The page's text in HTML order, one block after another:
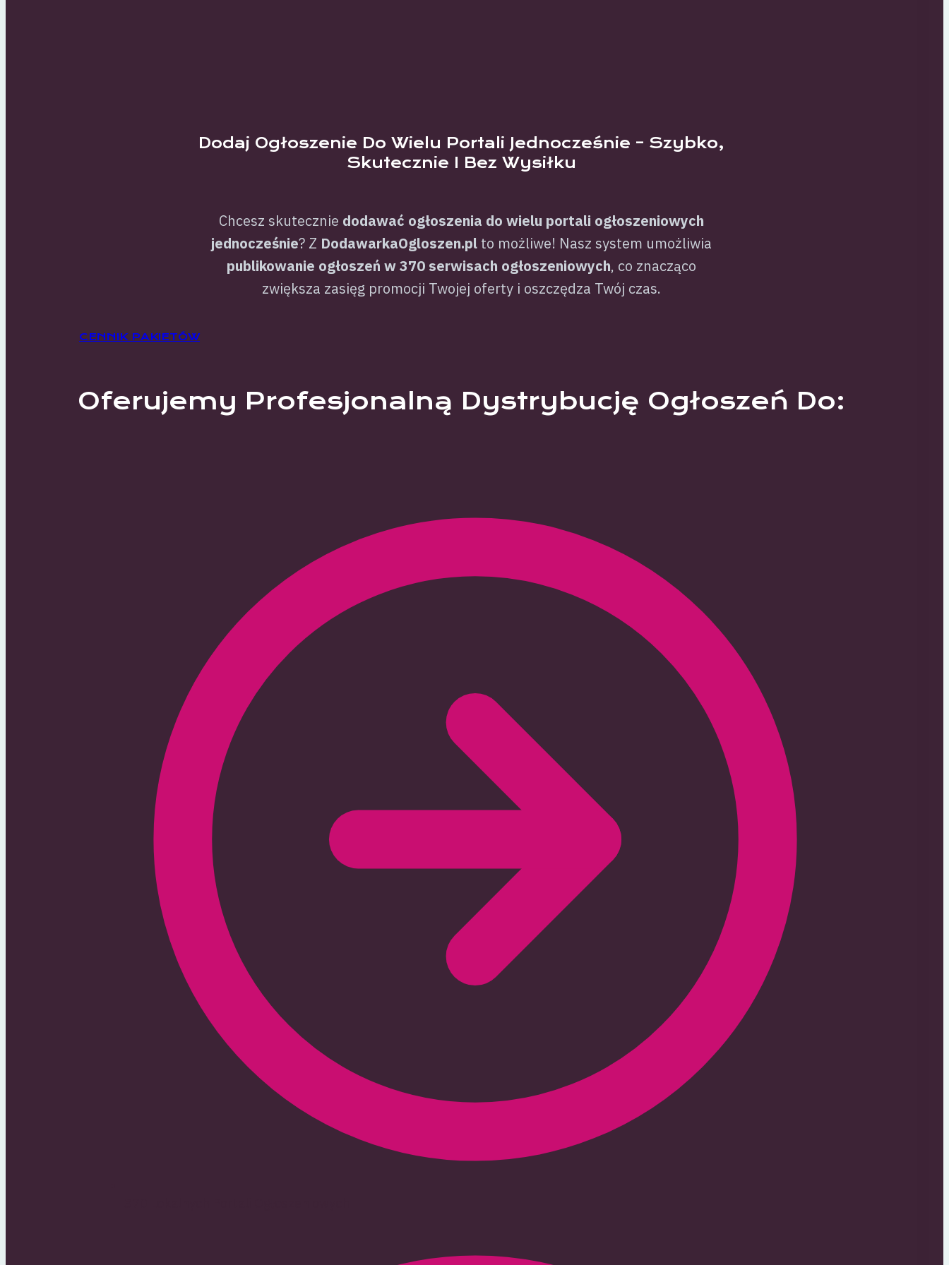
Dodaj Ogłoszenie Do Wielu Portali Jednocześnie – Szybko,
Skutecznie I Bez Wysiłku
Chcesz skutecznie dodawać ogłoszenia do wielu portali ogłoszeniowych
jednocześnie? Z DodawarkaOgloszen.plto możliwe! Nasz system umożliwia
publikowanie ogłoszeń w 370 serwisach ogłoszeniowych, co znacząco
zwiększa zasięg promocji Twojej oferty i oszczędza Twój czas.
CENNIK PAKIETÓW
Oferujemy Profesjonalną Dystrybucję Ogłoszeń Do: